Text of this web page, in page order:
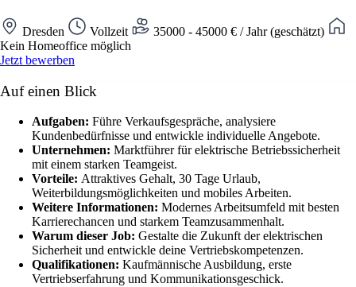
Dresden Vollzeit
35000 - 45000 € / Jahr (geschätzt)
Kein Homeoffice möglich
Jetzt bewerben
Auf einen Blick
Aufgaben: Führe Verkaufsgespräche, analysiere
Kundenbedürfnisse und entwickle individuelle Angebote.
Unternehmen: Marktführer für elektrische Betriebssicherheit
mit einem starken Teamgeist.
Vorteile: Attraktives Gehalt, 30 Tage Urlaub,
Weiterbildungsmöglichkeiten und mobiles Arbeiten.
Weitere Informationen: Modernes Arbeitsumfeld mit besten
Karrierechancen und starkem Teamzusammenhalt.
Warum dieser Job: Gestalte die Zukunft der elektrischen
Sicherheit und entwickle deine Vertriebskompetenzen.
Qualifikationen: Kaufmännische Ausbildung, erste
Vertriebserfahrung und Kommunikationsgeschick.